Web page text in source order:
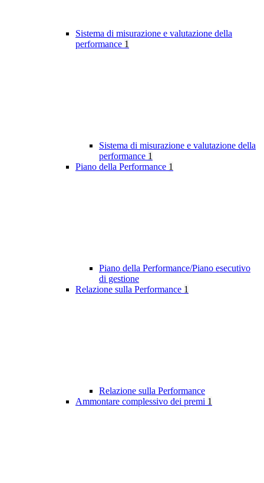
Sistema di misurazione e valutazione della
performance 1
Sistema di misurazione e valutazione della
performance 1
Piano della Performance 1
Piano della Performance/Piano esecutivo
di gestione
Relazione sulla Performance 1
Relazione sulla Performance
Ammontare complessivo dei premi 1